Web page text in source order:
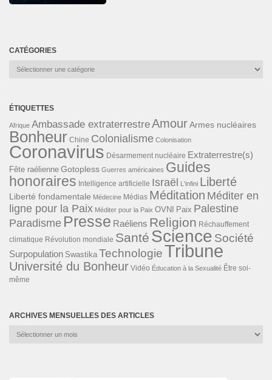
CATÉGORIES
Catégories
ÉTIQUETTES
Afrique Ambassade extraterrestreAmourArmes nucléaires
Bonheur Chine Colonialisme Colonisation
Coronavirus Désarmement nucléaire Extraterrestre(s)
Fête raélienne Gotopless Guerres américaines Guides
honoraires Intelligence artificielle Israël L'infini Liberté
Liberté fondamentale Médecine Médias Méditation Méditer en
ligne pour la Paix Méditer pour la Paix OVNI Paix Palestine
Paradisme Presse Raéliens Religion Réchauffement
climatique Révolution mondiale Santé Science Société
Surpopulation Swastika TechnologieTribune
Université du Bonheur Vidéo Éducation à la Sexualité Être soi-
même
ARCHIVES MENSUELLES DES ARTICLES
Archives